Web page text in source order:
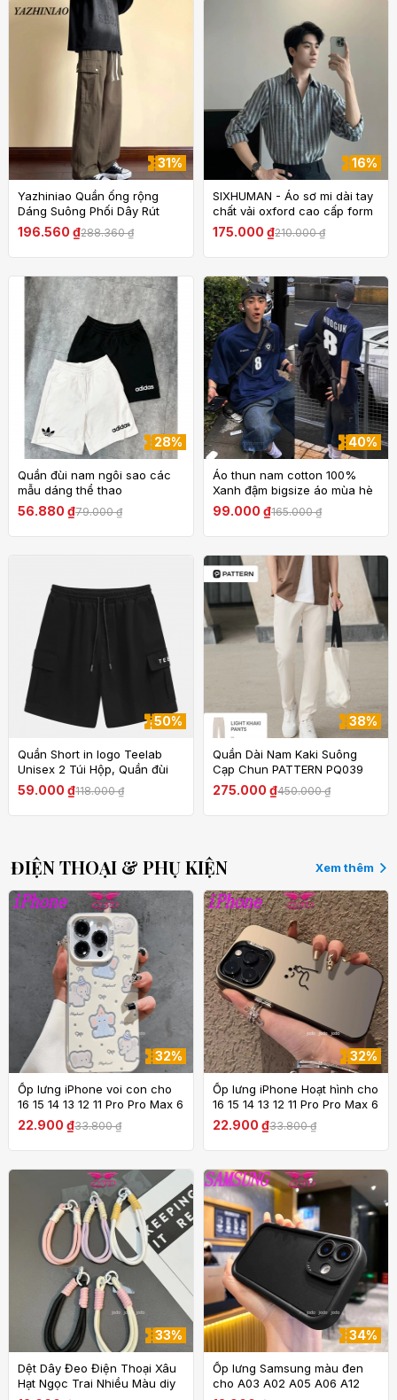
31%
Yazhiniao Quần ống rộng
Dáng Suông Phối Dây Rút
Phong Cách retro Nhật Bản
Thời Trang Cho Nam
196.560 ₫288.360 ₫
16%
SIXHUMAN - Áo sơ mi dài tay
chất vải oxford cao cấp form
cân người HM055
175.000 ₫210.000 ₫
28%
Quần đùi nam ngôi sao các
mẫu dáng thể thao
56.880 ₫79.000 ₫
40%
Áo thun nam cotton 100%
Xanh đậm bigsize áo mùa hè
hip hop style in hình unisex
soduu local brand
99.000 ₫165.000 ₫
50%
Quần Short in logo Teelab
Unisex 2 Túi Hộp, Quần đùi
from rộng nam nữ mặc
thoáng mát thấm hút mồ hôi
59.000 ₫118.000 ₫
38%
Quần Dài Nam Kaki Suông
Cạp Chun PATTERN PQ039
275.000 ₫450.000 ₫
ĐIỆN THOẠI & PHỤ KIỆN Xem thêm
32%
Ốp lưng iPhone voi con cho
16 15 14 13 12 11 Pro Pro Max 6
6S 7 8 Plus X XS XR XS Max
SE 2020 2022 Ốp lưng TPU
mềm
22.900 ₫33.800 ₫
32%
Ốp lưng iPhone Hoạt hình cho
16 15 14 13 12 11 Pro Pro Max 6
6S 7 8 Plus X XS XR XS Max
SE 2020 2022 Ốp lưng TPU
mềm
22.900 ₫33.800 ₫
33%
Dệt Dây Đeo Điện Thoại Xâu
Hạt Ngọc Trai Nhiều Màu diy
34%
Ốp lưng Samsung màu đen
cho A03 A02 A05 A06 A12